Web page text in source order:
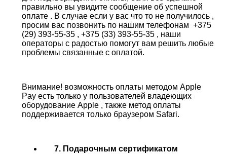
правильно вы увидите сообщение об успешной
оплате . В случае если у вас что то не получилось ,
просим вас позвонить по нашим телефонам +375
(29) 393-55-35 , +375 (33) 393-55-35 , наши
операторы с радостью помогут вам решить любые
проблемы связанные с оплатой.
Внимание! возможность оплаты методом Apple
Pay есть только у пользователей владеющих
оборудование Apple , также метод оплаты
поддерживается только браузером Safari.
7. Подарочным сертификатом